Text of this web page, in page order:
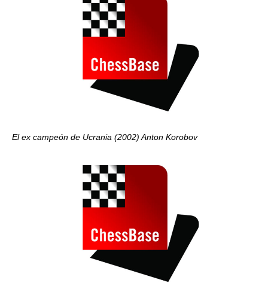
El ex campeón de Ucrania (2002) Anton Korobov